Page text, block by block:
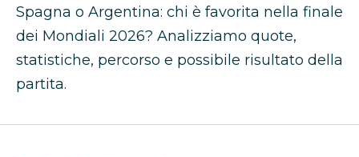
Spagna o Argentina: chi è favorita nella finale
dei Mondiali 2026? Analizziamo quote,
statistiche, percorso e possibile risultato della
partita.